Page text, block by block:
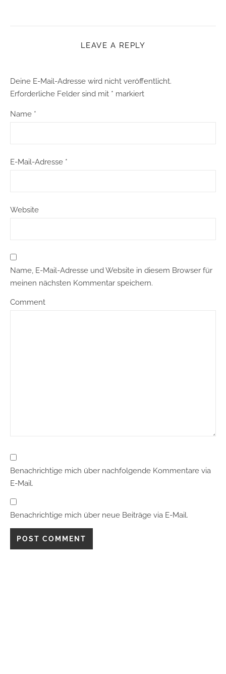
LEAVE A REPLY
Deine E-Mail-Adresse wird nicht veröffentlicht.
Erforderliche Felder sind mit * markiert
Name *
E-Mail-Adresse *
Website
Name, E-Mail-Adresse und Website in diesem Browser für
meinen nächsten Kommentar speichern.
Comment
Benachrichtige mich über nachfolgende Kommentare via
E-Mail.
Benachrichtige mich über neue Beiträge via E-Mail.